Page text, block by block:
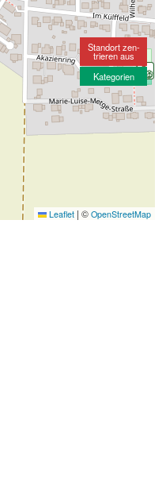
Leaflet | © OpenStreetMap
Standort zen-
trieren aus
Kategorien